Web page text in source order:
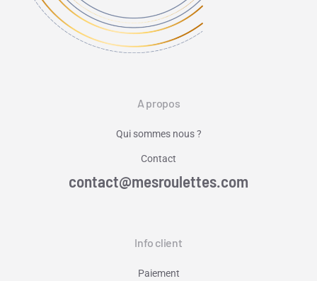
A propos
Qui sommes nous ?
Contact
contact@mesroulettes.com
Info client
Paiement